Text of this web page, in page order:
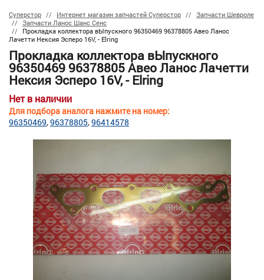
Суперстор Интернет магазин запчастей Суперстор
Запчасти Шевроле
Запчасти Ланос Шанс Сенс
Прокладка коллектора вЫпускного 96350469 96378805 Авео Ланос
Лачетти Нексия Эсперо 16V, - Elring
Прокладка коллектора вЫпускного
96350469 96378805 Авео Ланос Лачетти
Нексия Эсперо 16V, - Elring
Нет в наличии
Для подбора аналога нажмите на номер:
96350469 96378805 96414578